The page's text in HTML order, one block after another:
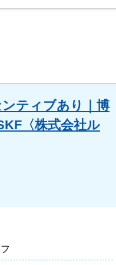
ティブあり｜博
〈株式会社ル